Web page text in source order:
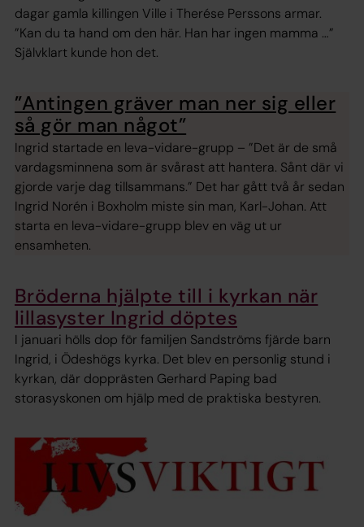
dagar gamla killingen Ville i Therése Perssons armar.
”Kan du ta hand om den här. Han har ingen mamma …”
Självklart kunde hon det.
”Antingen gräver man ner sig eller
så gör man något”
Ingrid startade en leva-vidare-grupp – ”Det är de små
vardagsminnena som är svårast att hantera. Sånt där vi
gjorde varje dag tillsammans.” Det har gått två år sedan
Ingrid Norén i Boxholm miste sin man, Karl-Johan. Att
starta en leva-vidare-grupp blev en väg ut ur
ensamheten.
Bröderna hjälpte till i kyrkan när
lillasyster Ingrid döptes
I januari hölls dop för familjen Sandströms fjärde barn
Ingrid, i Ödeshögs kyrka. Det blev en personlig stund i
kyrkan, där dopprästen Gerhard Paping bad
storasyskonen om hjälp med de praktiska bestyren.